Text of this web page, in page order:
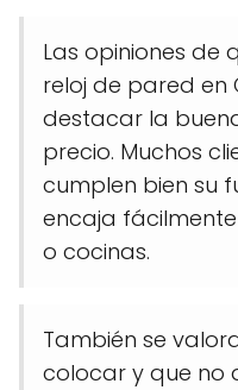
Las opiniones de
reloj de pared en
destacar la
precio. Muchos
cumplen bien su
encaja
o cocinas.
También se
colocar y que no